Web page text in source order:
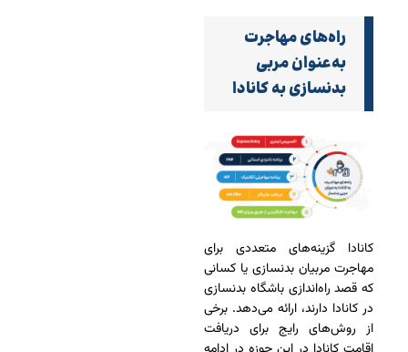
راه‌های مهاجرت
به‌عنوان مربی
بدنسازی به کانادا
کانادا گزینه‌های متعددی برای
مهاجرت مربیان بدنسازی یا کسانی
که قصد راه‌اندازی باشگاه بدنسازی
در کانادا دارند، ارائه می‌دهد. برخی
از روش‌های رایج برای دریافت